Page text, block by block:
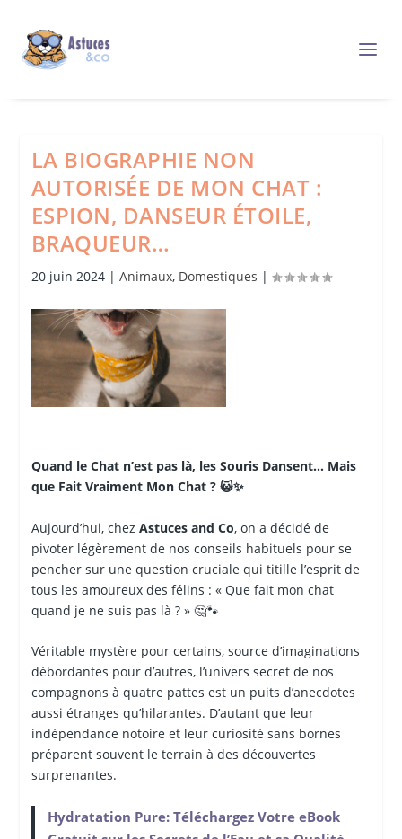
LA BIOGRAPHIE NON
AUTORISÉE DE MON CHAT :
ESPION, DANSEUR ÉTOILE,
BRAQUEUR…
20 juin 2024| Animaux, Domestiques |
Quand le Chat n’est pas là, les Souris Dansent… Mais
que Fait Vraiment Mon Chat ? 😺✨
Aujourd’hui, chez Astuces and Co, on a décidé de
pivoter légèrement de nos conseils habituels pour se
pencher sur une question cruciale qui titille l’esprit de
tous les amoureux des félins : « Que fait mon chat
quand je ne suis pas là ? » 🤔🐾
Véritable mystère pour certains, source d’imaginations
débordantes pour d’autres, l’univers secret de nos
compagnons à quatre pattes est un puits d’anecdotes
aussi étranges qu’hilarantes. D’autant que leur
indépendance notoire et leur curiosité sans bornes
préparent souvent le terrain à des découvertes
surprenantes.
Hydratation Pure: Téléchargez Votre eBook